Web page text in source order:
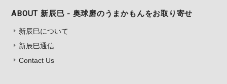
ABOUT 新辰巳 - 奥球磨のうまかもんをお取り寄せ
新辰巳について
新辰巳通信
Contact Us